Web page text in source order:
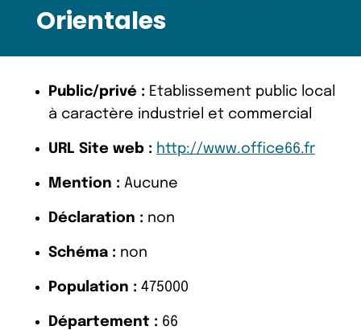
Orientales
Public/privé : Etablissement public local
à caractère industriel et commercial
URL Site web : http://www.office66.fr
Mention : Aucune
Déclaration : non
Schéma : non
Population : 475000
Département : 66